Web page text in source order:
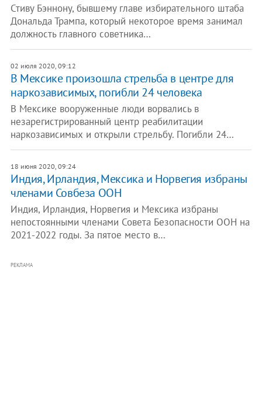
Стиву Бэннону, бывшему главе избирательного штаба
Дональда Трампа, который некоторое время занимал
должность главного советника…
02 июля 2020, 09:12
В Мексике произошла стрельба в центре для
наркозависимых, погибли 24 человека
В Мексике вооруженные люди ворвались в
незарегистрированный центр реабилитации
наркозависимых и открыли стрельбу. Погибли 24…
18 июня 2020, 09:24
​Индия, Ирландия, Мексика и Норвегия избраны
членами Совбеза ООН
Индия, Ирландия, Норвегия и Мексика избраны
непостоянными членами Совета Безопасности ООН на
2021-2022 годы. За пятое место в…
РЕКЛАМА